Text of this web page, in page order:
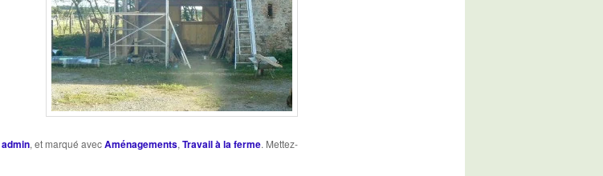
admin, et marqué avecAménagements, Travail à la ferme. Mettez-